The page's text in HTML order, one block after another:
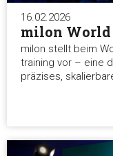
16.02.2026
milon World
milon stellt beim
training vor – eine
präzises,